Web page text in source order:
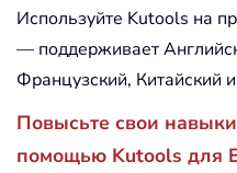
Используйте Kutools на
— поддерживает
Французский, Китайский
Повысьте свои
помощью Kutools для